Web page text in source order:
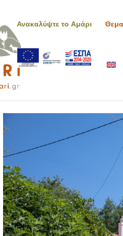
Ανακαλύψτε το Αμάρι